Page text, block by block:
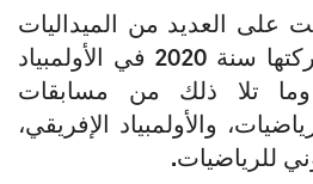
على العديد من الميداليات
والتقديرات منذ مشاركتها سنة 2020 في الأولمبياد
وما تلا ذلك من مسابقات
والأولمبياد الإفريقي،
للرياضيات.